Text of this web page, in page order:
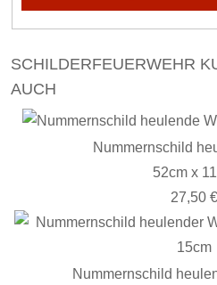
SCHILDERFEUERWEHR
AUCH
Nummernschild
52cm x
27,50 €
Nummernschild